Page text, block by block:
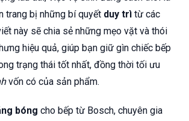
trang bị những bí quyết duy trì từ các
này sẽ chia sẻ những mẹo vặt và thói
hiệu quả, giúp bạn giữ gìn chiếc bếp
trạng thái tốt nhất, đồng thời tối ưu
vốn có của sản phẩm.
bóng cho bếp từ Bosch, chuyên gia